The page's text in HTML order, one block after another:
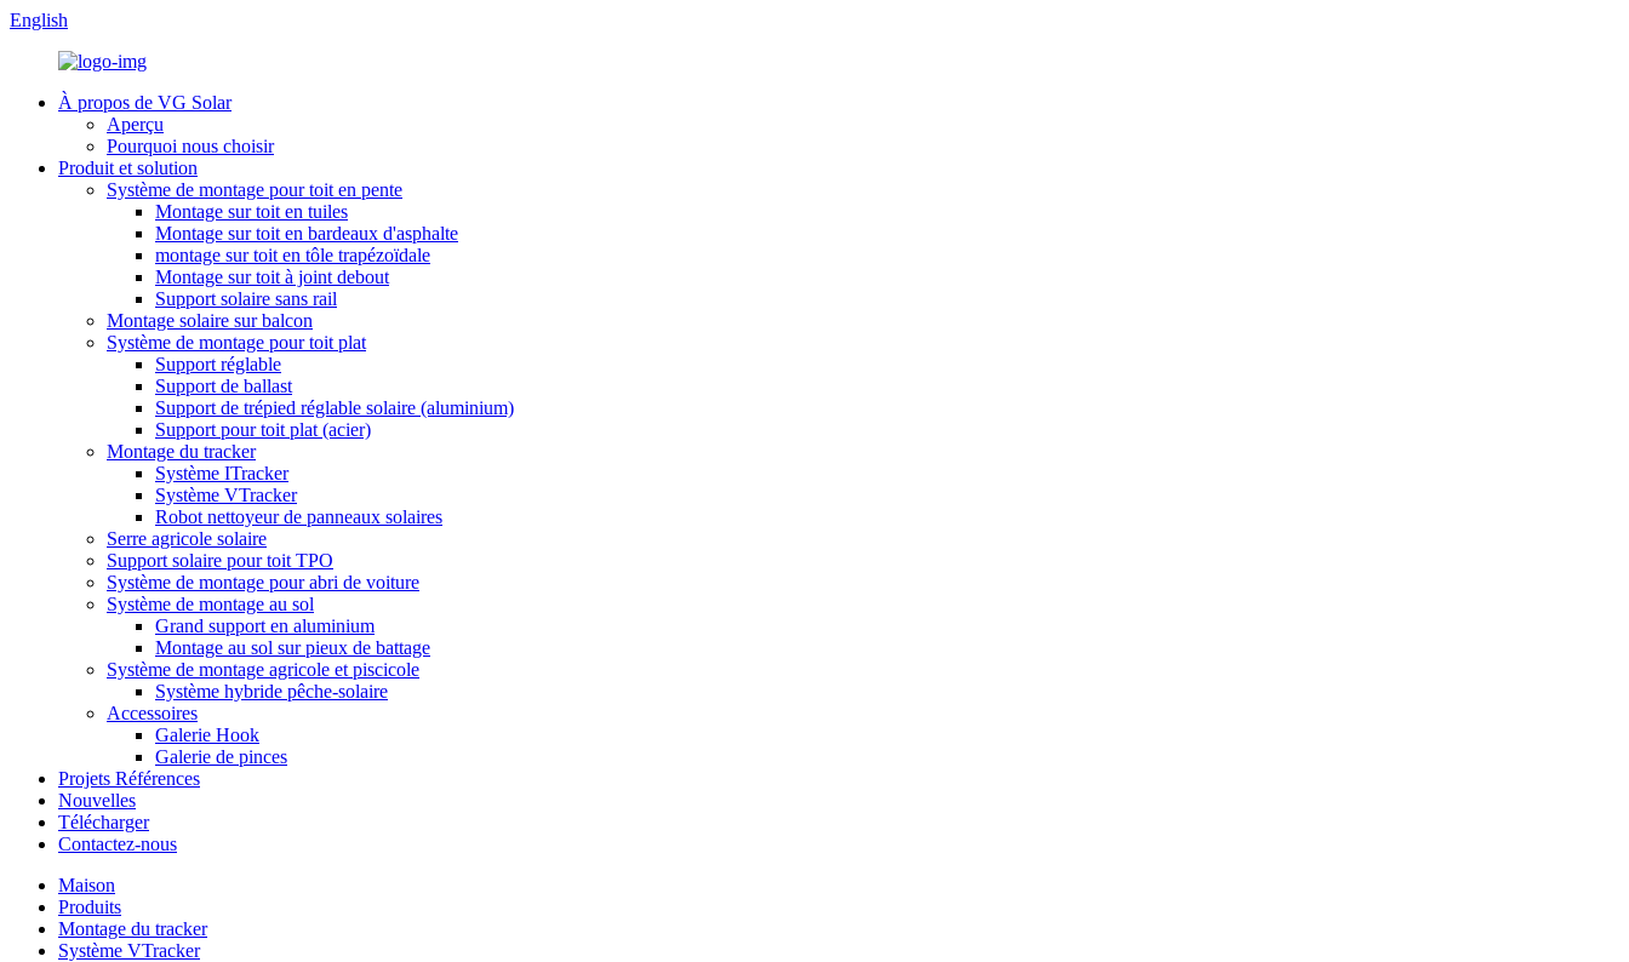
English
À propos de VG Solar
Aperçu
Pourquoi nous choisir
Produit et solution
Système de montage pour toit en pente
Montage sur toit en tuiles
Montage sur toit en bardeaux d'asphalte
montage sur toit en tôle trapézoïdale
Montage sur toit à joint debout
Support solaire sans rail
Montage solaire sur balcon
Système de montage pour toit plat
Support réglable
Support de ballast
Support de trépied réglable solaire (aluminium)
Support pour toit plat (acier)
Montage du tracker
Système ITracker
Système VTracker
Robot nettoyeur de panneaux solaires
Serre agricole solaire
Support solaire pour toit TPO
Système de montage pour abri de voiture
Système de montage au sol
Grand support en aluminium
Montage au sol sur pieux de battage
Système de montage agricole et piscicole
Système hybride pêche-solaire
Accessoires
Galerie Hook
Galerie de pinces
Projets Références
Nouvelles
Télécharger
Contactez-nous
Maison
Produits
Montage du tracker
Système VTracker